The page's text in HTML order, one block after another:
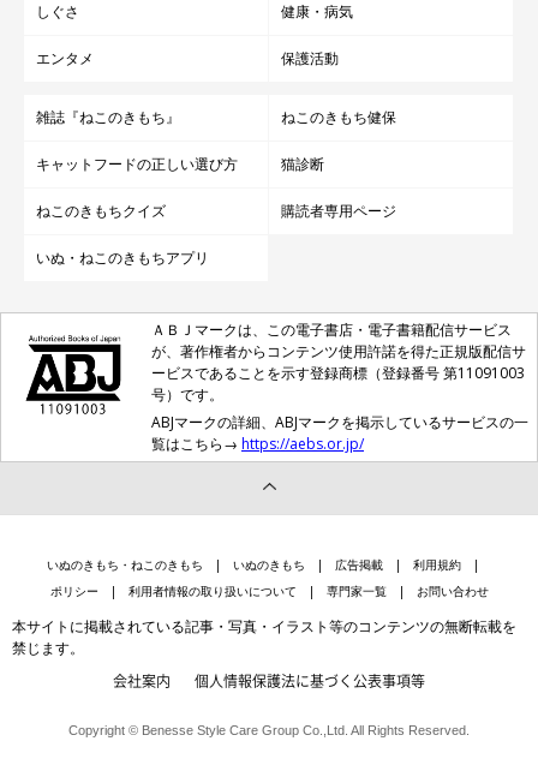
しぐさ 健康・病気
エンタメ 保護活動
雑誌『ねこのきもち』 ねこのきもち健保
キャットフードの正しい選び方 猫診断
ねこのきもちクイズ 購読者専用ページ
いぬ・ねこのきもちアプリ
ＡＢＪマークは、この電子書店・電子書籍配信サービス
が、著作権者からコンテンツ使用許諾を得た正規版配信サ
ービスであることを示す登録商標（登録番号 第11091003
号）です。
ABJマークの詳細、ABJマークを掲示しているサービスの一
覧はこちら→ https://aebs.or.jp/
いぬのきもち・ねこのきもち いぬのきもち 広告掲載
利用規約
ポリシー
利用者情報の取り扱いについて 専門家一覧 お問い合わせ
本サイトに掲載されている記事・写真・イラスト等のコンテンツの無断転載を
禁じます。
会社案内 個人情報保護法に基づく公表事項等
Copyright © Benesse Style Care Group Co.,Ltd. All Rights Reserved.